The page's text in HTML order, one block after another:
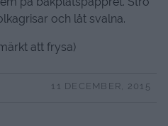
och låt svalna.
att frysa)
11 DECEMBER, 2015